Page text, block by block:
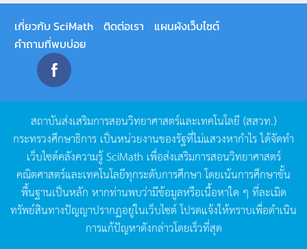
เกี่ยวกับ SciMath ติดต่อเรา
แผนผังเว็บไซต์
คำถามที่พบบ่อย
สถาบันส่งเสริมการสอนวิทยาศาสตร์และเทคโนโลยี (สสวท.)
กระทรวงศึกษาธิการ เป็นหน่วยงานของรัฐที่ไม่แสวงหากำไรได้จัดทำ
เว็บไซต์คลังความรู้SciMath เพื่อส่งเสริมการสอนวิทยาศาสตร์
คณิตศาสตร์และเทคโนโลยีทุกระดับการศึกษา โดยเน้นการศึกษาขั้น
พื้นฐานเป็นหลัก หากท่านพบว่ามีข้อมูลหรือเนื้อหาใด ๆ ที่ละเมิด
ทรัพย์สินทางปัญญาปรากฏอยู่ในเว็บไซต์โปรดแจ้งให้ทราบเพื่อดำเนิน
การแก้ปัญหาดังกล่าวโดยเร็วที่สุด